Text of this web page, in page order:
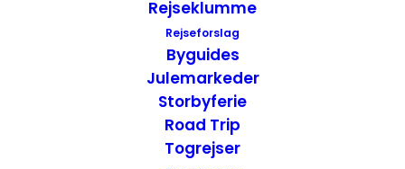
Rejseklumme
Rejseforslag
Byguides
Julemarkeder
Storbyferie
Road Trip
Togrejser
indianer inskriptioner, der er lavet ind i
klippevæggen fra dengang Fremont folket
boede i området.
Lige ved starten på scenic drive
ligger besøgscentret, hvor du kan få
yderligere information om parken og se en